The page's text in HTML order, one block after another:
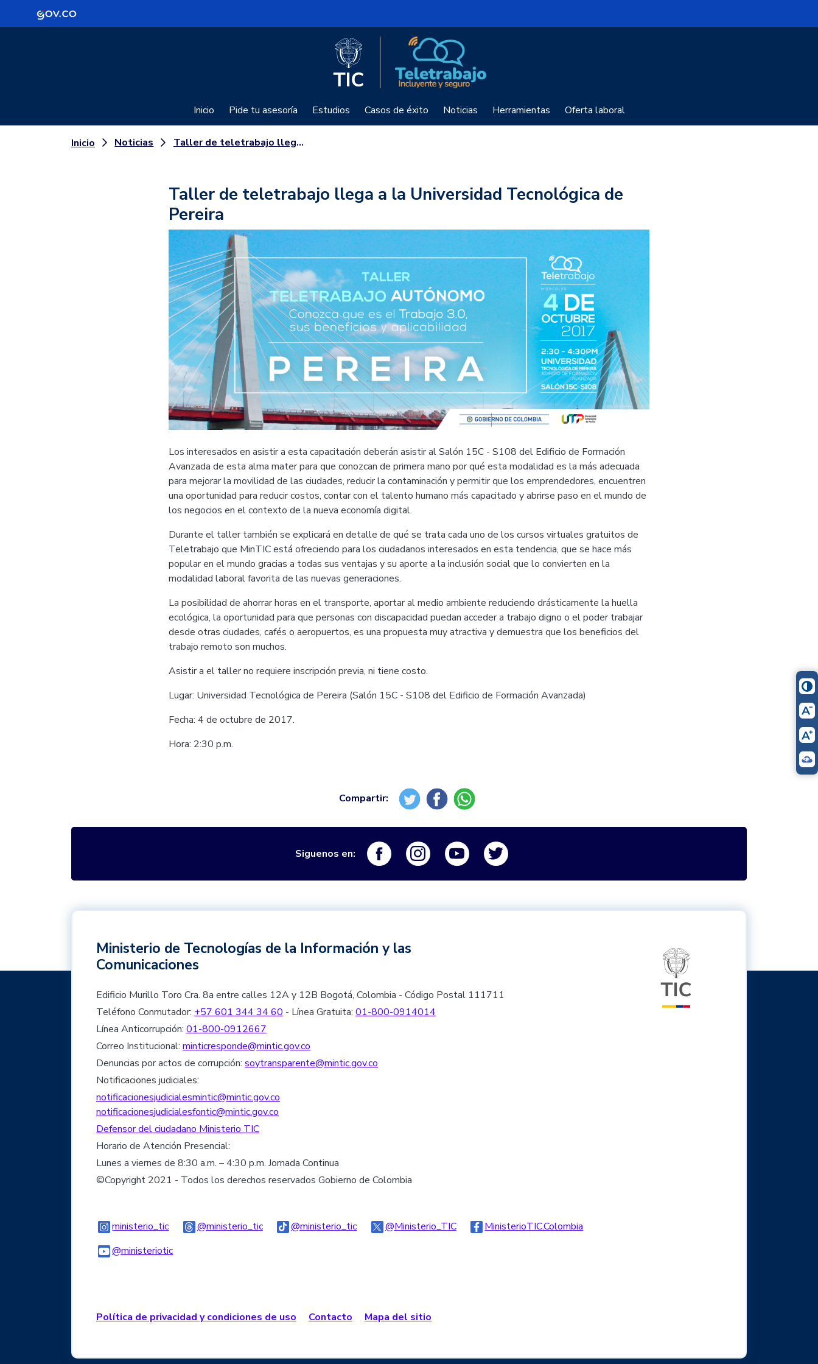
Logo Gobierno de Colombia
Logo del Ministerio TIC
Inicio Pide tu asesoría Estudios Casos de éxito Noticias Herramientas Oferta laboral
Inicio Noticias Taller de teletrabajo llega a la Universidad Tecnológica de Pereira
Taller de teletrabajo llega a la Universidad Tecnológica de
Pereira
Los interesados en asistir a esta capacitación deberán asistir al Salón 15C - S108 del Edificio de Formación
Avanzada de esta alma mater para que conozcan de primera mano por qué esta modalidad es la más adecuada
para mejorar la movilidad de las ciudades, reducir la contaminación y permitir que los emprendedores, encuentren
una oportunidad para reducir costos, contar con el talento humano más capacitado y abrirse paso en el mundo de
los negocios en el contexto de la nueva economía digital.
Durante el taller también se explicará en detalle de qué se trata cada uno de los cursos virtuales gratuitos de
Teletrabajo que MinTIC está ofreciendo para los ciudadanos interesados en esta tendencia, que se hace más
popular en el mundo gracias a todas sus ventajas y su aporte a la inclusión social que lo convierten en la
modalidad laboral favorita de las nuevas generaciones.
La posibilidad de ahorrar horas en el transporte, aportar al medio ambiente reduciendo drásticamente la huella
ecológica, la oportunidad para que personas con discapacidad puedan acceder a trabajo digno o el poder trabajar
desde otras ciudades, cafés o aeropuertos, es una propuesta muy atractiva y demuestra que los beneficios del
trabajo remoto son muchos.
Asistir a el taller no requiere inscripción previa, ni tiene costo.
Lugar: Universidad Tecnológica de Pereira (Salón 15C - S108 del Edificio de Formación Avanzada)
Fecha: 4 de octubre de 2017.
Hora: 2:30 p.m.
Siguenos en: Logo FacebookLogo InstagramLogo Youtube
Ministerio de Tecnologías de la Información y las
Comunicaciones
Edificio Murillo Toro Cra. 8a entre calles 12A y 12B Bogotá, Colombia - Código Postal 111711
Teléfono Conmutador: +57 601 344 34 60 - Línea Gratuita: 01-800-0914014
Línea Anticorrupción: 01-800-0912667
Correo Institucional: minticresponde@mintic.gov.co
Denuncias por actos de corrupción: soytransparente@mintic.gov.co
Notificaciones judiciales:
notificacionesjudicialesmintic@mintic.gov.co
notificacionesjudicialesfontic@mintic.gov.co
Defensor del ciudadano Ministerio TIC
Horario de Atención Presencial:
Lunes a viernes de 8:30 a.m. – 4:30 p.m. Jornada Continua
©Copyright 2021 - Todos los derechos reservados Gobierno de Colombia
ministerio_ticLogo Instagram
@ministerio_ticLogo Threads
@ministerio_ticLogo Tiktok@Ministerio_TICLogo TwitterMinisterioTIC.Colombia
@ministerioticLogo Youtube
Política de privacidad y condiciones de uso Contacto Mapa del sitio